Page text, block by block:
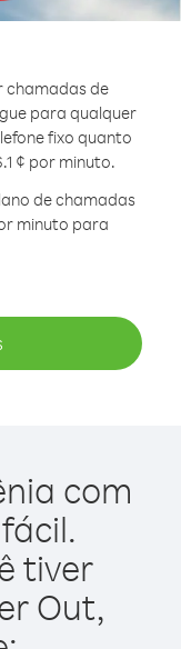
chamadas de
para qualquer
fixo quanto
¢ por minuto.
de chamadas
minuto para
com
tiver
Out,